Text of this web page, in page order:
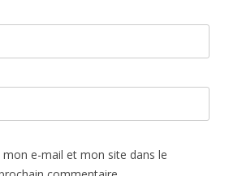
e-mail et mon site dans le